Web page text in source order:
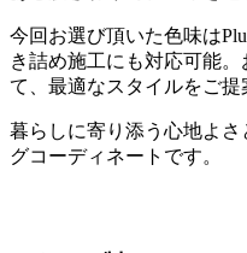
今回お選び頂いた色味は
き詰め施工にも対応可能
て、最適なスタイルをご提
暮らしに寄り添う心地よ
グコーディネートです。